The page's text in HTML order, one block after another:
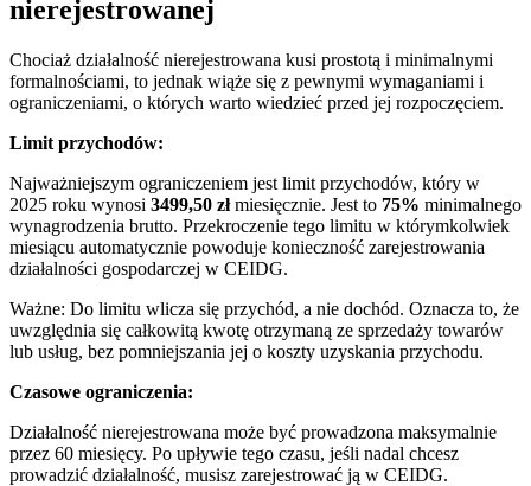
nierejestrowanej
Chociaż działalność nierejestrowana kusi prostotą i minimalnymi
formalnościami, to jednak wiąże się z pewnymi wymaganiami i
ograniczeniami, o których warto wiedzieć przed jej rozpoczęciem.
Limit przychodów:
Najważniejszym ograniczeniem jest limit przychodów, który w
2025 roku wynosi 3499,50 złmiesięcznie. Jest to 75% minimalnego
wynagrodzenia brutto. Przekroczenie tego limitu w którymkolwiek
miesiącu automatycznie powoduje konieczność zarejestrowania
działalności gospodarczej w CEIDG.
Ważne: Do limitu wlicza się przychód, a nie dochód. Oznacza to, że
uwzględnia się całkowitą kwotę otrzymaną ze sprzedaży towarów
lub usług, bez pomniejszania jej o koszty uzyskania przychodu.
Czasowe ograniczenia:
Działalność nierejestrowana może być prowadzona maksymalnie
przez 60 miesięcy. Po upływie tego czasu, jeśli nadal chcesz
prowadzić działalność, musisz zarejestrować ją w CEIDG.